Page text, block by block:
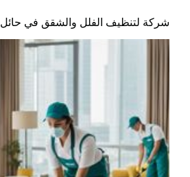
شركة لتنظيف الفلل والشقق في حائل